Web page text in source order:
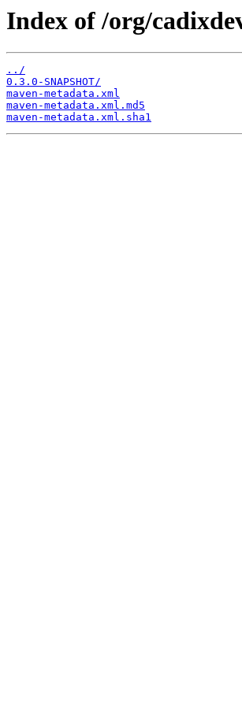
Index of /org/
../
0.3.0-SNAPSHOT/
maven-metadata.xml
maven-metadata.xml.md5
maven-metadata.xml.sha1